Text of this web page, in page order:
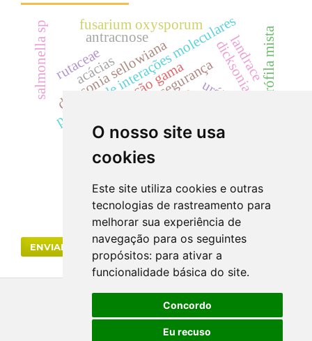
O nosso site usa
cookies
Este site utiliza cookies e outras
tecnologias de rastreamento para
melhorar sua experiência de
navegação para os seguintes
propósitos: para ativar a
funcionalidade básica do site.
Concordo
Eu recuso
predição de interações moleculares
creatininadicksoniaceae
dicksonia sellowiana
cylindrocladium
fusarium oxysporum
acácias
cilindrúria.
uréia floresta ombrófila mista
hematúria
descontaminação
radiação gama landrace
rutaceae
mata atlântica.
salmonella sp antracnose
segurança
eficácia
ENVIAR SUBMISSÃO